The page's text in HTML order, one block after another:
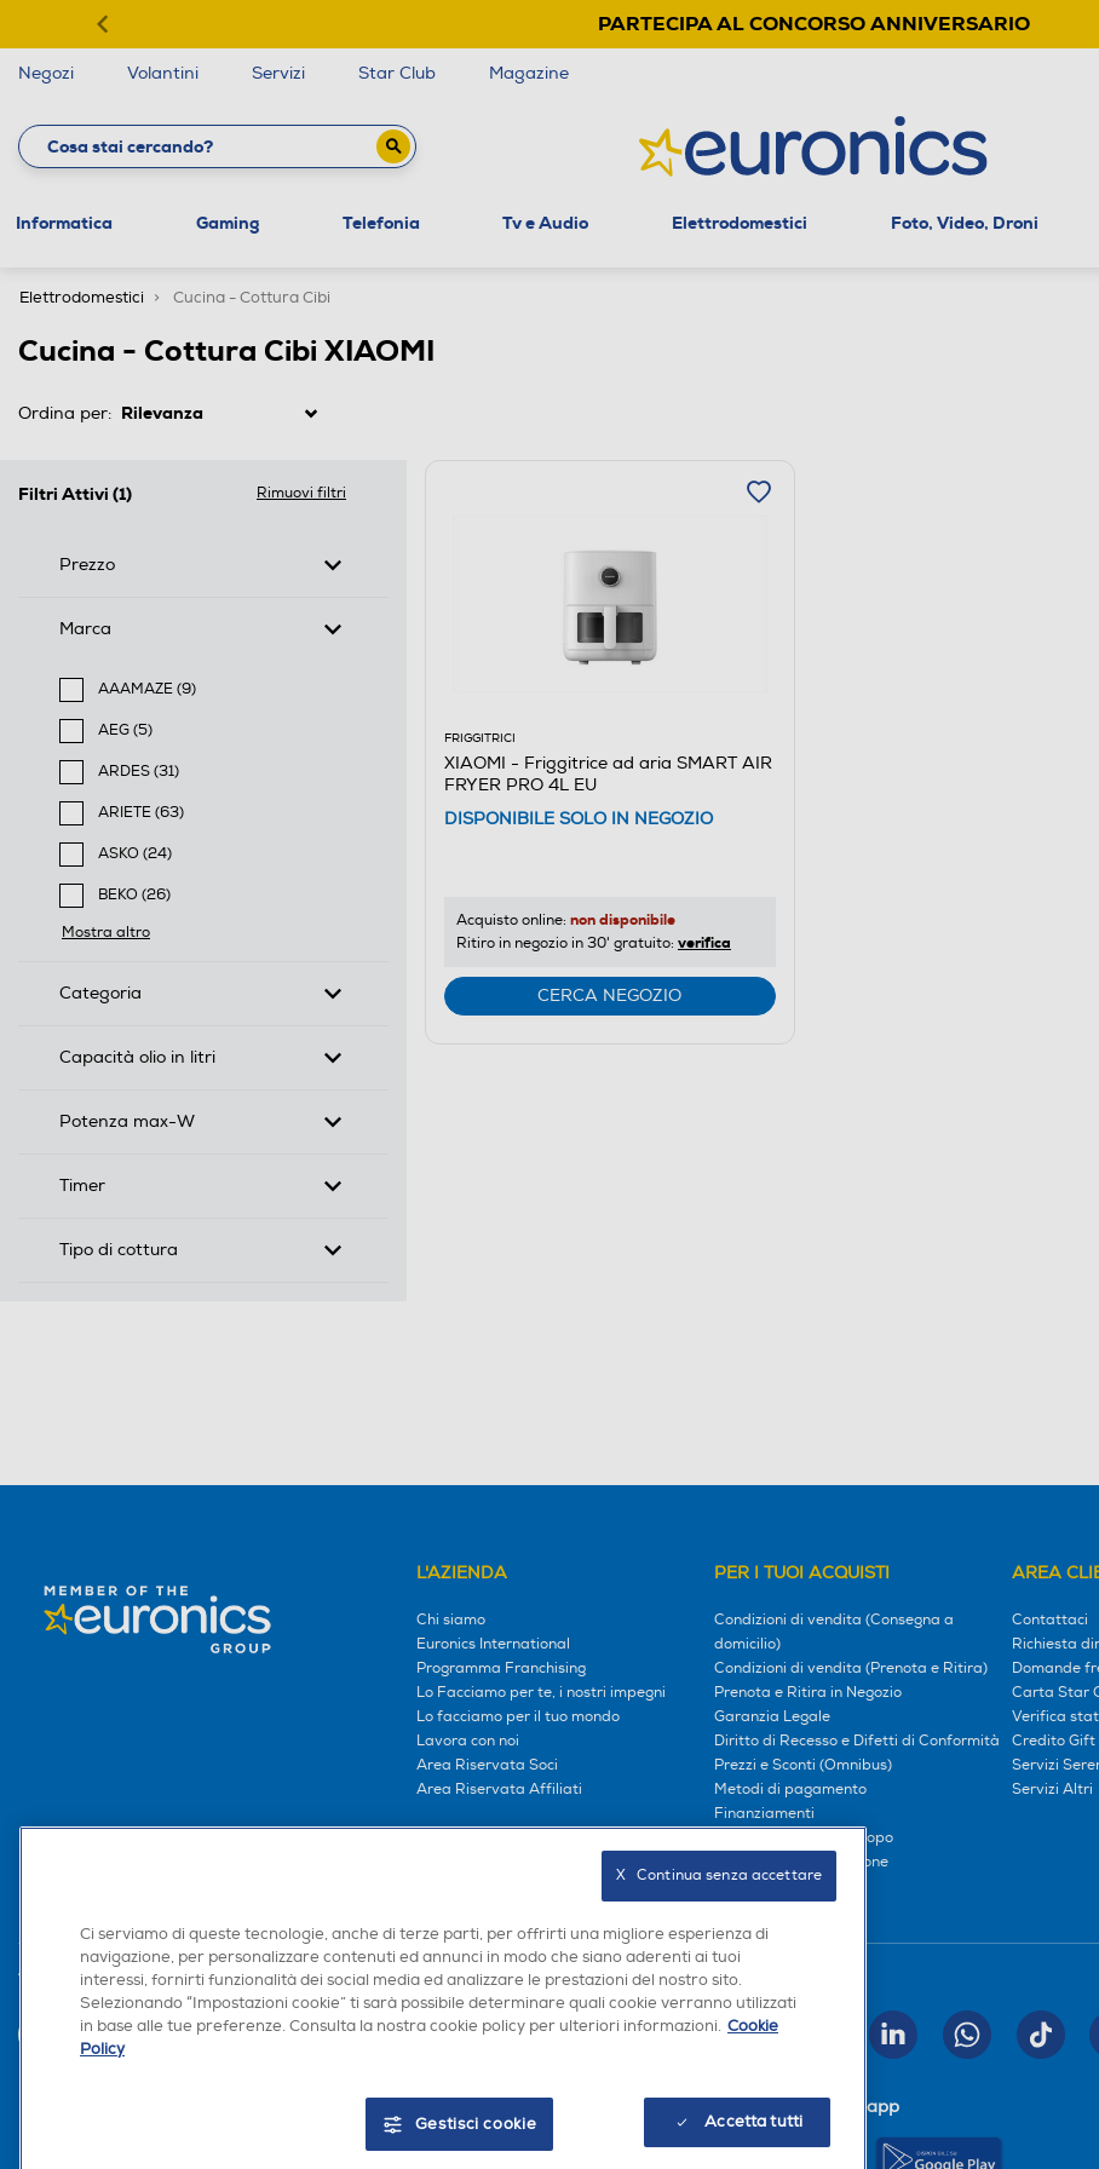
PARTECIPA AL CONCORSO ANNIVERSARIO
Negozi Volantini Servizi Star Club Magazine
Informatica Gaming Telefonia Tv e Audio Elettrodomestici Foto, Video, Droni
Elettrodomestici Cucina - Cottura Cibi
Cucina - Cottura Cibi XIAOMI
Ordina per:
Filtri Attivi (1) Rimuovi filtri
Prezzo
Marca
AAAMAZE (9)
Filtra per Marca: AAAMAZE
AEG (5)
Filtra per Marca: AEG
ARDES (31)
Filtra per Marca: ARDES
ARIETE (63)
Filtra per Marca: ARIETE
ASKO (24)
Filtra per Marca: ASKO
BEKO (26)
Filtra per Marca: BEKO
Mostra altro
Categoria
Capacità olio in litri
Potenza max-W
Timer
Tipo di cottura
FRIGGITRICI
XIAOMI - Friggitrice ad aria SMART AIR
FRYER PRO 4L EU
DISPONIBILE SOLO IN NEGOZIO
Acquisto online: non disponibile
Ritiro in negozio in 30' gratuito: verifica
CERCA NEGOZIO
L'AZIENDA
Chi siamo
Euronics International
Programma Franchising
Lo Facciamo per te, i nostri impegni
Lo facciamo per il tuo mondo
Lavora con noi
Area Riservata Soci
Area Riservata Affiliati
Retail Media
PER I TUOI ACQUISTI
Condizioni di vendita (Consegna a
domicilio)
Condizioni di vendita (Prenota e Ritira)
Prenota e Ritira in Negozio
Garanzia Legale
Diritto di Recesso e Difetti di Conformità
Prezzi e Sconti (Omnibus)
Metodi di pagamento
Finanziamenti
Compra ora e paga dopo
Consegna e Installazione
AREA
Contattaci
Richiesta
Domande
Carta Star
Verifica
Credito Gift
Servizi
Servizi Altri
Trova negozio
INVIA
Seguici sui social
Scarica la nostra app
Ci serviamo di queste tecnologie, anche di terze parti, per offrirti una migliore esperienza di
navigazione, per personalizzare contenuti ed annunci in modo che siano aderenti ai tuoi
interessi, fornirti funzionalità dei social media ed analizzare le prestazioni del nostro sito.
Selezionando “Impostazioni cookie” ti sarà possibile determinare quali cookie verranno utilizzati
in base alle tue preferenze. Consulta la nostra cookie policy per ulteriori informazioni. Cookie
Policy
Accetta tutti
Gestisci cookie
X   Continua senza accettare